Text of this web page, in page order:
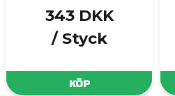
343 DKK
/ Styck
KÖP